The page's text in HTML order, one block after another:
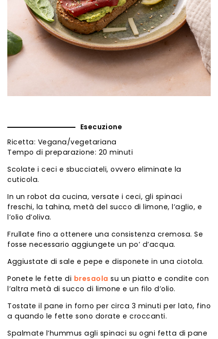
Esecuzione
Ricetta: Vegana/vegetariana
Tempo di preparazione: 20 minuti
Scolate i ceci e sbucciateli, ovvero eliminate la
cuticola.
In un robot da cucina, versate i ceci, gli spinaci
freschi, la tahina, metà del succo di limone, l’aglio, e
l’olio d’oliva.
Frullate fino a ottenere una consistenza cremosa. Se
fosse necessario aggiungete un po’ d’acqua.
Aggiustate di sale e pepe e disponete in una ciotola.
Ponete le fette di bresaola su un piatto e condite con
l’altra metà di succo di limone e un filo d’olio.
Tostate il pane in forno per circa 3 minuti per lato, fino
a quando le fette sono dorate e croccanti.
Spalmate l’hummus agli spinaci su ogni fetta di pane